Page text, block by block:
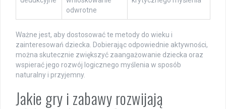
odwrotne
Ważne jest, aby dostosować te metody do wieku i
zainteresowań dziecka. Dobierając odpowiednie aktywności,
można skutecznie zwiększyć zaangażowanie dziecka oraz
wspierać jego rozwój logicznego myślenia w sposób
naturalny i przyjemny.
Jakie gry i zabawy rozwijają